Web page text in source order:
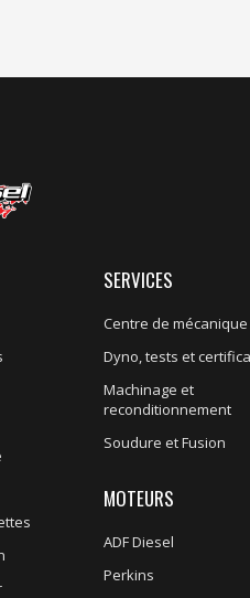
SERVICES
Centre de mécanique
Dyno, tests et
Machinage et
reconditionnement
Soudure et Fusion
MOTEURS
ADF Diesel
Perkins